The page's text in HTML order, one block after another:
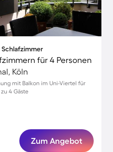
Schlafzimmer
für 4 Personen
Köln
mit Balkon im Uni-Viertel für
4 Gäste
Zum Angebot